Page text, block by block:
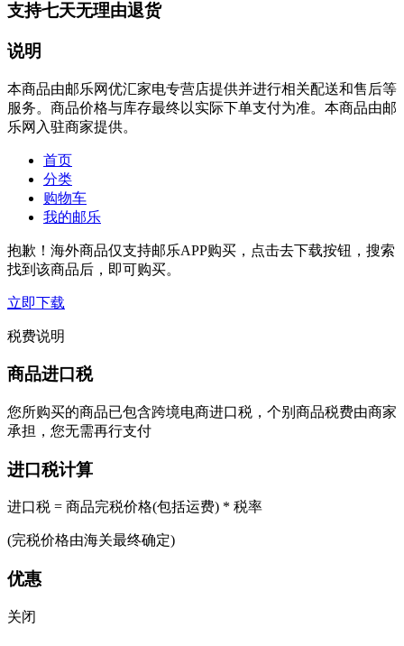
支持七天无理由退货
说明
本商品由邮乐网优汇家电专营店提供并进行相关配送和售后等
服务。商品价格与库存最终以实际下单支付为准。本商品由邮
乐网入驻商家提供。
首页
分类
购物车
我的邮乐
抱歉！海外商品仅支持邮乐APP购买，点击去下载按钮，搜索
找到该商品后，即可购买。
立即下载
税费说明
商品进口税
您所购买的商品已包含跨境电商进口税，个别商品税费由商家
承担，您无需再行支付
进口税计算
进口税 = 商品完税价格(包括运费) * 税率
(完税价格由海关最终确定)
优惠
关闭